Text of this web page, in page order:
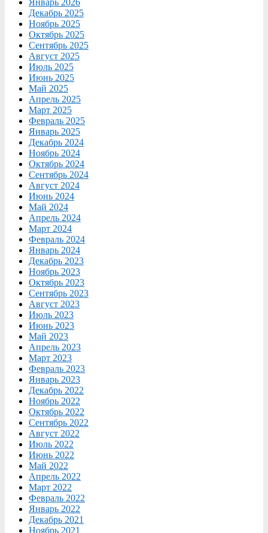
Декабрь 2025
Ноябрь 2025
Октябрь 2025
Сентябрь 2025
Август 2025
Июль 2025
Июнь 2025
Май 2025
Апрель 2025
Март 2025
Февраль 2025
Январь 2025
Декабрь 2024
Ноябрь 2024
Октябрь 2024
Сентябрь 2024
Август 2024
Июнь 2024
Май 2024
Апрель 2024
Март 2024
Февраль 2024
Январь 2024
Декабрь 2023
Ноябрь 2023
Октябрь 2023
Сентябрь 2023
Август 2023
Июль 2023
Июнь 2023
Май 2023
Апрель 2023
Март 2023
Февраль 2023
Январь 2023
Декабрь 2022
Ноябрь 2022
Октябрь 2022
Сентябрь 2022
Август 2022
Июль 2022
Июнь 2022
Май 2022
Апрель 2022
Март 2022
Февраль 2022
Январь 2022
Декабрь 2021
Ноябрь 2021